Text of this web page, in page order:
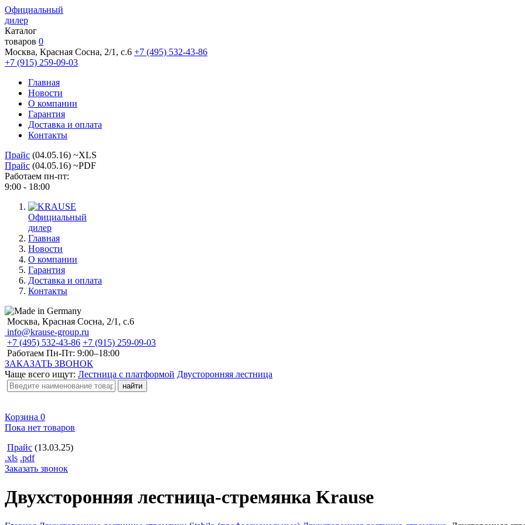
Официальный
дилер
Каталог
товаров 0
Москва, Красная Сосна, 2/1, с.6 +7 (495) 532-43-86
+7 (915) 259-09-03
Главная
Новости
О компании
Гарантия
Доставка и оплата
Контакты
Прайс (04.05.16) ~XLS
Прайс (04.05.16) ~PDF
Работаем пн-пт:
9:00 - 18:00
Официальный
дилер
Главная
Новости
О компании
Гарантия
Доставка и оплата
Контакты
Москва, Красная Сосна, 2/1, с.6
info@krause-group.ru
+7 (495) 532-43-86 +7 (915) 259-09-03
Работаем Пн-Пт: 9:00–18:00
ЗАКАЗАТЬ ЗВОНОК
Чаще всего ищут: Лестница с платформой Двусторонняя лестница
Корзина 0
Пока нет товаров
Прайс (13.03.25)
.xls .pdf
Заказать звонок
Двухсторонняя лестница-стремянка Krause